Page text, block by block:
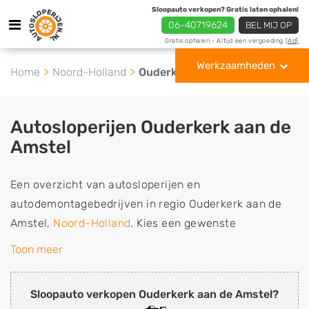
Sloopauto verkopen? Gratis laten ophalen!
06-40719624 BEL MIJ OP
Gratis ophalen - Altijd een vergoeding [Ad]
Werkzaamheden
Home Noord-Holland Ouderkerk aan de Amstel
Sloopauto verkopen Ouderkerk aan de Amstel?
Autosloperijen Ouderkerk aan de
Amstel
Een overzicht van autosloperijen en
autodemontagebedrijven in regio Ouderkerk aan de
Amstel, Noord-Holland. Kies een gewenste
autosloperij of autosloop uit de lijst die
tweedehands en sloopauto onderdelen of in de inkoop
van sloopauto's, schadeauto's en tweedehands auto's
Toon meer